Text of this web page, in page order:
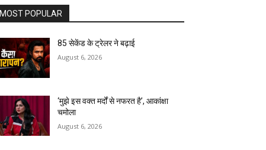
MOST POPULAR
85 सेकेंड के ट्रेलर ने बढ़ाई
August 6, 2026
‘मुझे इस वक्त मर्दों से नफरत है’, आकांक्षा
चमोला
August 6, 2026